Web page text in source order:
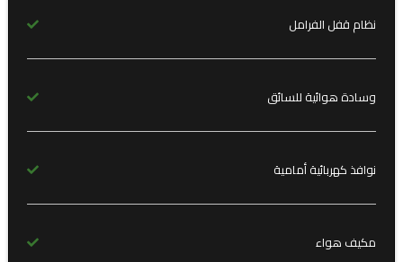
نظام قفل الفرامل
وسادة هوائية للسائق
نوافذ كهربائية أمامية
مكيف هواء